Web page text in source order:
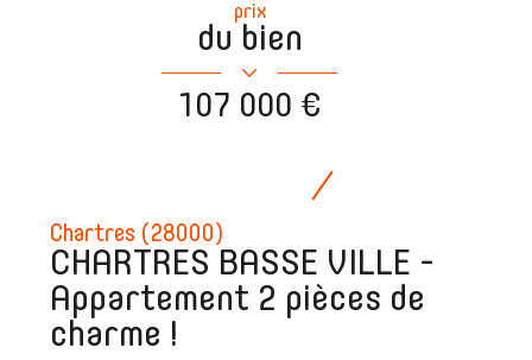
Chartres (28000)
CHARTRES BASSE VILLE -
Appartement 2 pièces de
charme !
prix
du bien
107 000 €